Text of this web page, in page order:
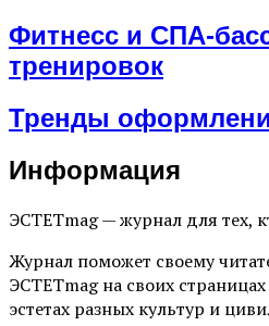
Фитнесс и СПА-
тренировок
Тренды
Информация
ЭСТЕТmag — журнал для тех,
Журнал поможет своему
ЭСТЕТmag на своих
эстетах разных культур и